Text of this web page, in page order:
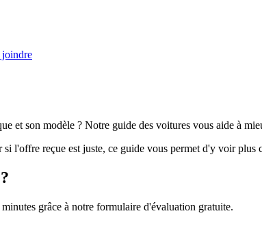
et son modèle ? Notre guide des voitures vous aide à
l'offre reçue est juste, ce guide vous permet d'y voir plus
grâce à notre formulaire d'évaluation gratuite.